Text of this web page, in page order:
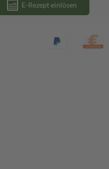
E-Rezept einlösen